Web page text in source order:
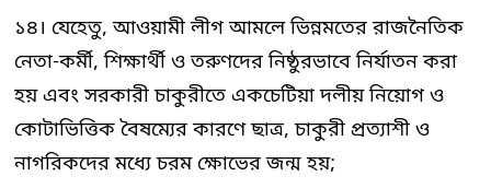
১৪। যেহেতু, আওয়ামী লীগ আমলে ভিন্নমতের রাজনৈতিক
নেতা-কর্মী, শিক্ষার্থী ও তরুণদের নিষ্ঠুরভাবে নির্যাতন করা
হয় এবং সরকারী চাকুরীতে একচেটিয়া দলীয় নিয়োগ ও
কোটাভিত্তিক বৈষম্যের কারণে ছাত্র, চাকুরী প্রত্যাশী ও
নাগরিকদের মধ্যে চরম ক্ষোভের জন্ম হয়;